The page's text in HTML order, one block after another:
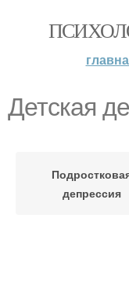
Детская
депрессия